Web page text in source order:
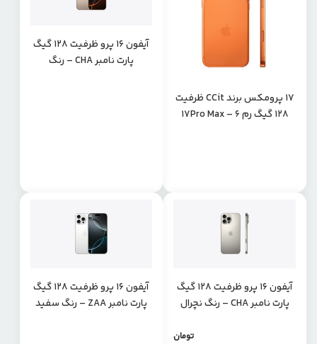
۱۷ پرومکس برند CCit ظرفیت
۱۲۸ گیگ رم 6 – 17Pro Max
آیفون 16 پرو ظرفیت 128 گیگ
پارت نامبر CHA – رنگ
آیفون 16 پرو ظرفیت 128 گیگ
پارت نامبر CHA – رنگ نچرال
تومان
آیفون 16 پرو ظرفیت 128 گیگ
پارت نامبر ZAA – رنگ سفید